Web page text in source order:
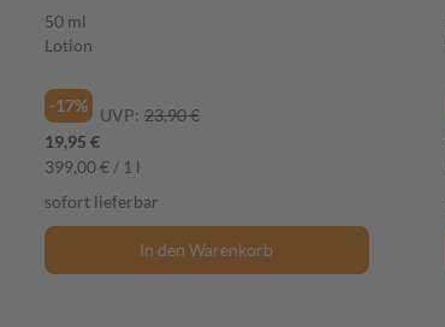
LSF 50+
50 ml
Lotion
-17% UVP: 23,90 €
19,95 €
399,00 € / 1 l
sofort lieferbar
In den Warenkorb